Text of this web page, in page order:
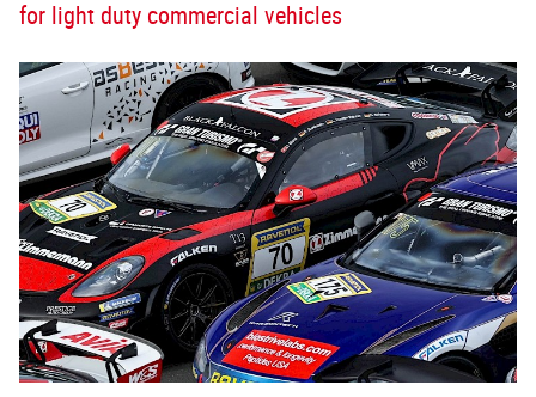
for light duty commercial vehicles